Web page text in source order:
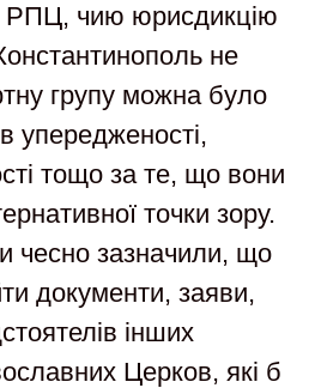
чию юрисдикцію
не
групу можна було
упередженості,
тощо за те, що вони
точки зору.
чесно зазначили, що
документи, заяви,
інших
Церков, які б